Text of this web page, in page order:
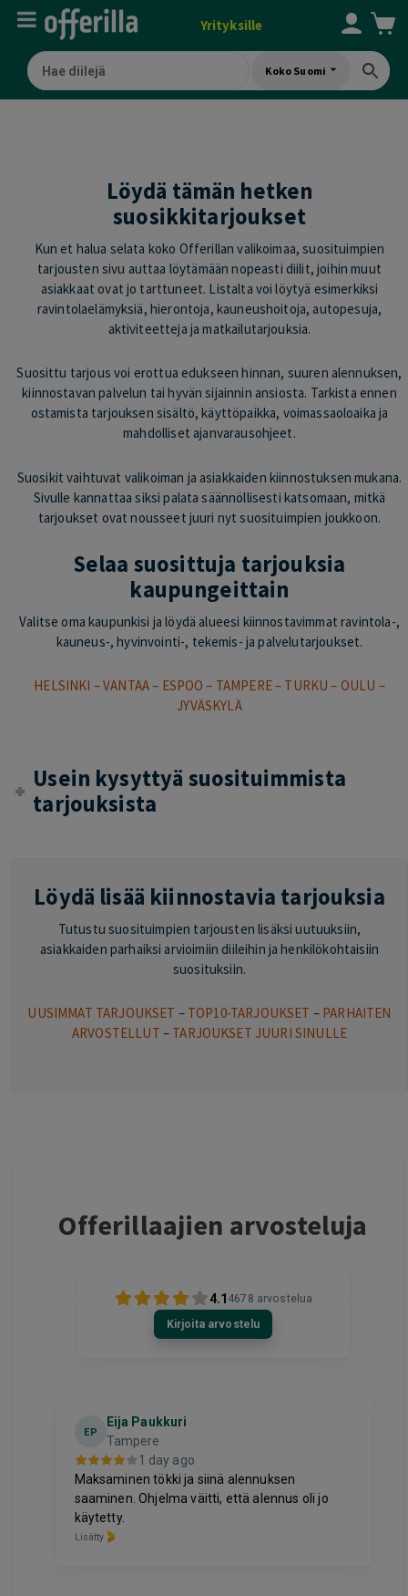
Yrityksille
Koko Suomi
Löydä tämän hetken
suosikkitarjoukset
Kun et halua selata koko Offerillan valikoimaa, suosituimpien
tarjousten sivu auttaa löytämään nopeasti diilit, joihin muut
asiakkaat ovat jo tarttuneet. Listalta voi löytyä esimerkiksi
ravintolaelämyksiä, hierontoja, kauneushoitoja, autopesuja,
aktiviteetteja ja matkailutarjouksia.
Suosittu tarjous voi erottua edukseen hinnan, suuren alennuksen,
kiinnostavan palvelun tai hyvän sijainnin ansiosta. Tarkista ennen
ostamista tarjouksen sisältö, käyttöpaikka, voimassaoloaika ja
mahdolliset ajanvarausohjeet.
Suosikit vaihtuvat valikoiman ja asiakkaiden kiinnostuksen mukana.
Sivulle kannattaa siksi palata säännöllisesti katsomaan, mitkä
tarjoukset ovat nousseet juuri nyt suosituimpien joukkoon.
Selaa suosittuja tarjouksia
kaupungeittain
Valitse oma kaupunkisi ja löydä alueesi kiinnostavimmat ravintola-,
kauneus-, hyvinvointi-, tekemis- ja palvelutarjoukset.
HELSINKI –VANTAA– ESPOO – TAMPERE– TURKU – OULU –
JYVÄSKYLÄ
Usein kysyttyä suosituimmista
tarjouksista
Löydä lisää kiinnostavia tarjouksia
Tutustu suosituimpien tarjousten lisäksi uutuuksiin,
asiakkaiden parhaiksi arvioimiin diileihin ja henkilökohtaisiin
suosituksiin.
UUSIMMAT TARJOUKSET – TOP10-TARJOUKSET – PARHAITEN
ARVOSTELLUT – TARJOUKSET JUURI SINULLE
Offerillaajien arvosteluja
4.1 4678 arvostelua
Kirjoita arvostelu
EP
Eija Paukkuri
Tampere
1 day ago
Maksaminen tökki ja siinä alennuksen
saaminen. Ohjelma väitti, että alennus oli jo
käytetty.
Lisätty